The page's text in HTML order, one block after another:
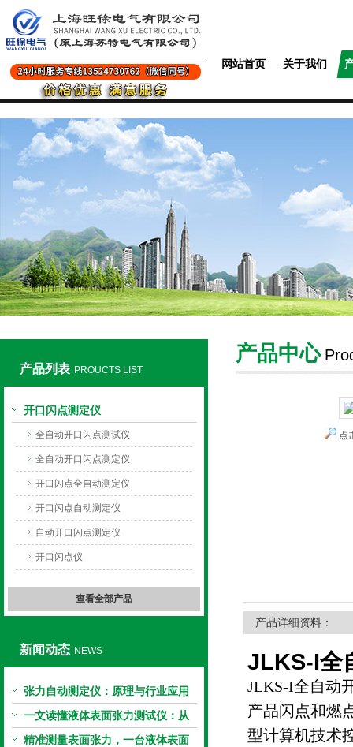
网站首页 关于我们
产品列表 PROUCTS LIST
开口闪点测定仪
全自动开口闪点测试仪
全自动开口闪点测定仪
开口闪点全自动测定仪
开口闪点自动测定仪
自动开口闪点测定仪
开口闪点仪
查看全部产品
新闻动态 NEWS
张力自动测定仪：原理与行业应用
解析
一文读懂液体表面张力测试仪：从
原理到应用全掌握
精准测量表面张力，一台液体表面
产品中心
点
产品详细资料：
JLKS-I全
JLKS-I全自动
产品闪点和燃
型计算机技术